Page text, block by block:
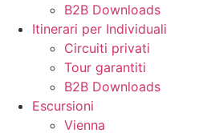
B2B Downloads
Itinerari per Individuali
Circuiti privati
Tour garantiti
B2B Downloads
Escursioni
Vienna